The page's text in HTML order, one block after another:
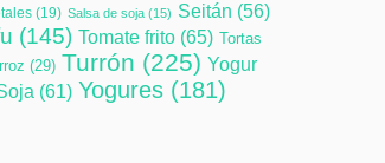
(19) Salsa de soja (15) Seitán (56)
(145) Tomate frito (65) Tortas
(29) Turrón (225) Yogur
(61) Yogures (181)